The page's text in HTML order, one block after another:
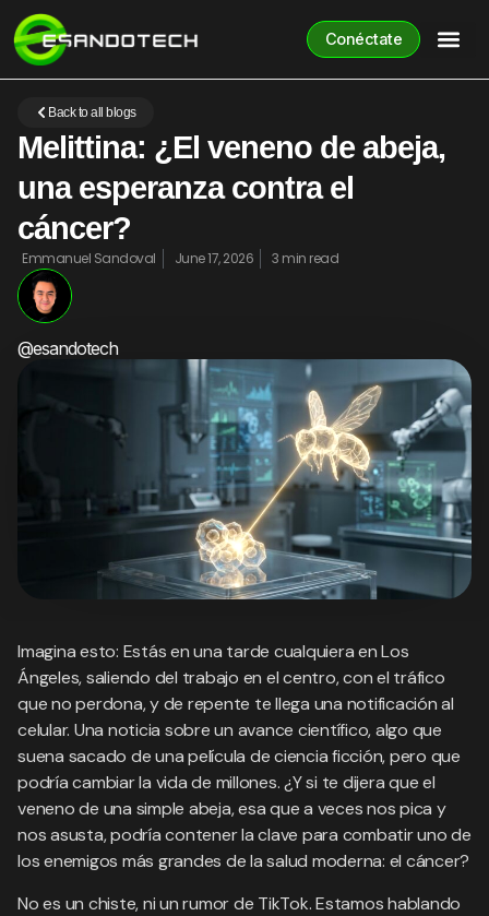
Conéctate
Back to all blogs
Melittina: ¿El veneno de abeja,
una esperanza contra el
cáncer?
Emmanuel Sandoval June 17, 2026 3 min read
@esandotech
Imagina esto: Estás en una tarde cualquiera en Los
Ángeles, saliendo del trabajo en el centro, con el tráfico
que no perdona, y de repente te llega una notificación al
celular. Una noticia sobre un avance científico, algo que
suena sacado de una película de ciencia ficción, pero que
podría cambiar la vida de millones. ¿Y si te dijera que el
veneno de una simple abeja, esa que a veces nos pica y
nos asusta, podría contener la clave para combatir uno de
los enemigos más grandes de la salud moderna: el cáncer?
No es un chiste, ni un rumor de TikTok. Estamos hablando